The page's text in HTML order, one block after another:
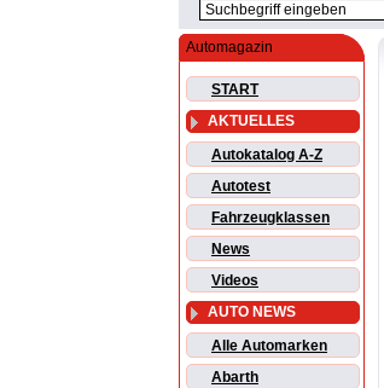
Automagazin
START
AKTUELLES
Autokatalog A-Z
Autotest
Fahrzeugklassen
News
Videos
AUTO NEWS
Alle Automarken
Abarth